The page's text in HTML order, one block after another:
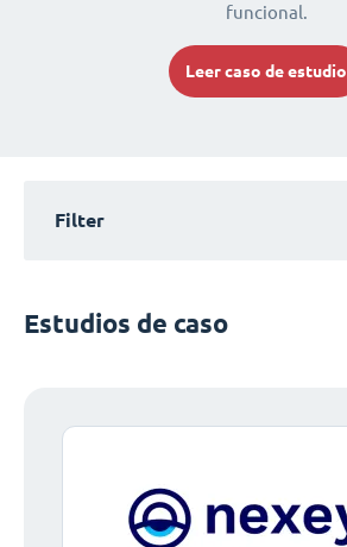
funcional.
Leer caso de estudio
Filter
Estudios de caso